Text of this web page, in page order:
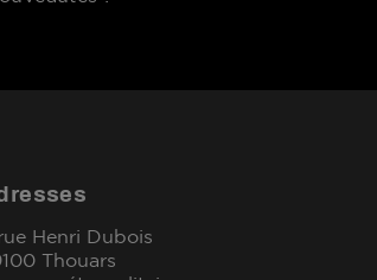
Henri Dubois
Thouars